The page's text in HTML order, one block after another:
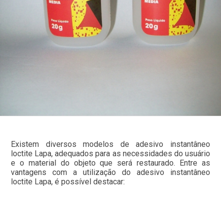
Existem diversos modelos de adesivo instantâneo
loctite Lapa, adequados para as necessidades do usuário
e o material do objeto que será restaurado. Entre as
vantagens com a utilização do adesivo instantâneo
loctite Lapa, é possível destacar: